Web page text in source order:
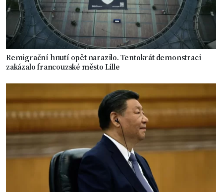
Remigrační hnutí opět narazilo. Tentokrát demonstraci
zakázalo francouzské město Lille